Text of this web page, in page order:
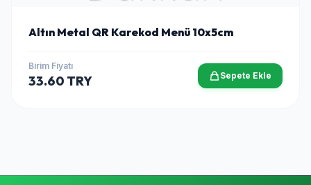
Altın Metal QR Karekod Menü 10x5cm
Birim Fiyatı
33.60 TRY Sepete Ekle